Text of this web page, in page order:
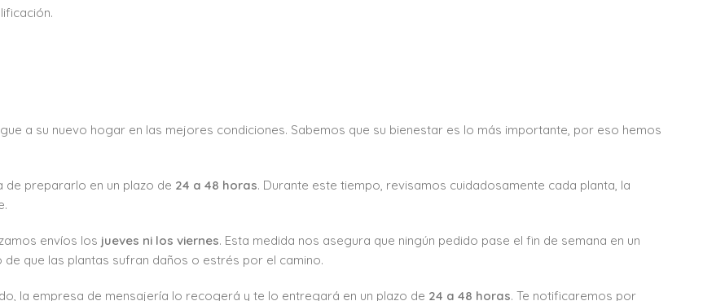
a su nuevo hogar en las mejores condiciones. Sabemos que su bienestar es lo más importante, por eso hemos
de prepararlo en un plazo de 24 a 48 horas. Durante este tiempo, revisamos cuidadosamente cada planta, la
envíos los jueves ni los viernes. Esta medida nos asegura que ningún pedido pase el fin de semana en un
que las plantas sufran daños o estrés por el camino.
la empresa de mensajería lo recogerá y te lo entregará en un plazo de 24 a 48 horas. Te notificaremos por